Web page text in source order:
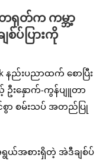
ရုတ်က ကမ္ဘာ့
စ်ပ်ပြားကို
နည်းပညာထက် စောပြီး
ဦးနှောက်-ကွန်ပျူတာ
င်စွာ စမ်းသပ် အတည်ပြု
ယ်အစားရှိတဲ့ အဲဒီချစ်ပ်